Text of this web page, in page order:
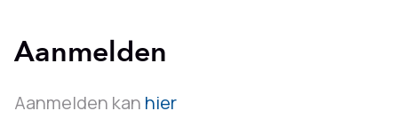
Aanmelden
Aanmelden kan hier